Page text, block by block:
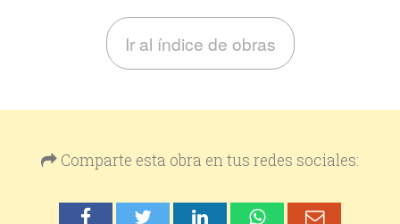
Ir al índice de obras
Comparte esta obra en tus redes sociales: